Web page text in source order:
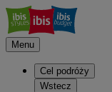
Menu
Cel podróży
Wstecz